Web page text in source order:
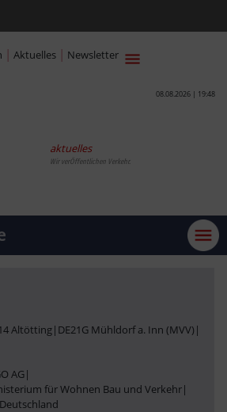
| Aktuelles | Newsletter
08.08.2026 | 19:48
aktuelles
Wir verÖffentlichen Verkehr.
Altötting| DE21G Mühldorf a. Inn (MVV) |
AG|
für Wohnen Bau und Verkehr|